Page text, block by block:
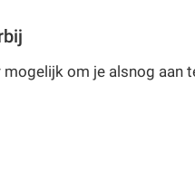
om je alsnog aan